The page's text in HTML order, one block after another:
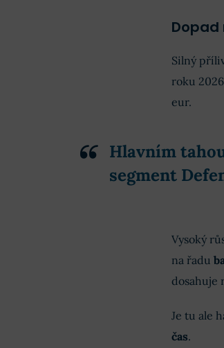
Dopad
Silný
roku
eur.
Hlavním
segment
Vysoký
na řadu
dosahuje
Je tu ale
čas.